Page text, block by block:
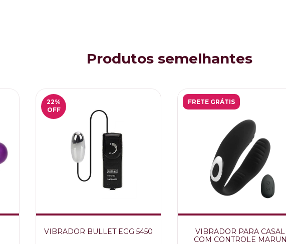
Produtos semelhantes
22%
OFF
VIBRADOR BULLET EGG 5450
FRETE GRÁTIS
VIBRADOR PARA CASAL
COM CONTROLE MARUN